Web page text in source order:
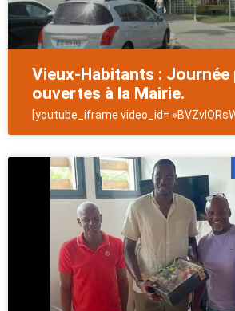
Vieux-Habitants :
ouvertes à la Mairie.
[youtube_iframe video_id=